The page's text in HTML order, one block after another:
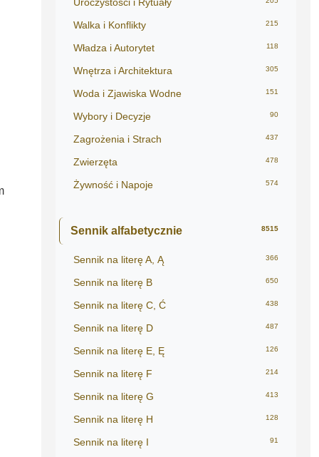
Walka i Konflikty 215
Władza i Autorytet 118
Wnętrza i Architektura 305
Woda i Zjawiska Wodne 151
Wybory i Decyzje 90
Zagrożenia i Strach 437
Zwierzęta 478
Żywność i Napoje 574
Sennik alfabetycznie 8515
Sennik na literę A, Ą 366
Sennik na literę B 650
Sennik na literę C, Ć 438
Sennik na literę D 487
Sennik na literę E, Ę 126
Sennik na literę F 214
Sennik na literę G 413
Sennik na literę H 128
Sennik na literę I 91